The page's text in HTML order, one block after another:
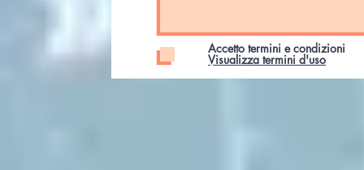
Accetto termini e condizioni
Visualizza termini d'uso